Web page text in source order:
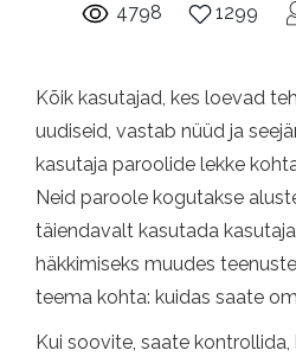
4798 1299
Kõik kasutajad, kes loevad
uudiseid, vastab nüüd ja
kasutaja paroolide lekke
Neid paroole kogutakse
täiendavalt kasutada
häkkimiseks muudes
teema kohta: kuidas saate
Kui soovite, saate